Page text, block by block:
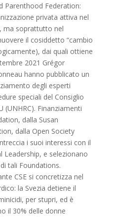
Parenthood Federation:
privata attiva nel
ma soprattutto nel
il cosiddetto “cambio
dai quali ottiene
2021 Grégor
hanno pubblicato un
degli esperti
speciali del Consiglio
(UNHRC). Finanziamenti
dalla Susan
dalla Open Society
i suoi interessi con il
Leadership, e selezionano
tali Foundations.
CSE si concretizza nel
la Svezia detiene il
per stupri, ed è
il 30% delle donne